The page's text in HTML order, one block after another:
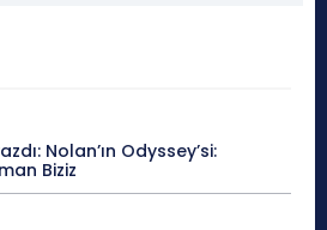
Nolan’ın Odyssey’si:
Biziz